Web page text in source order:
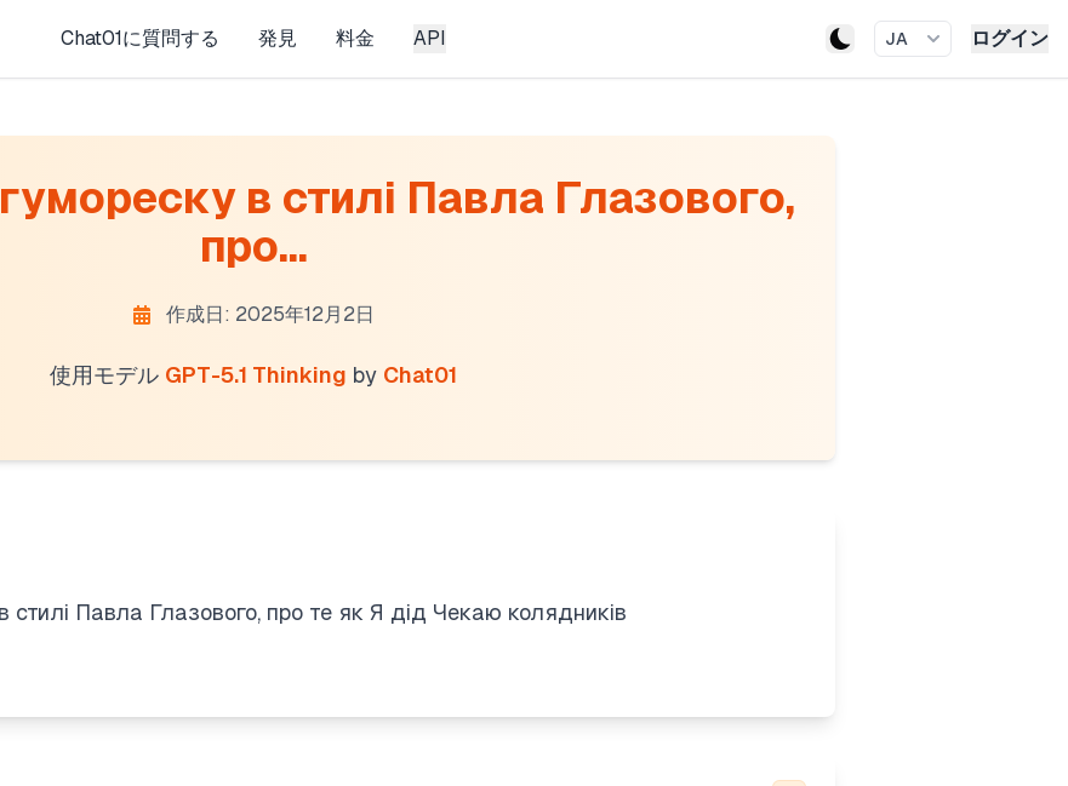
Chat01に質問する 発見 料金 API JA ログイン
в стилі Павла Глазового,
про...
作成日: 2025年12月2日
使用モデル GPT-5.1 Thinking by Chat01
стилі Павла Глазового, про те як Я дід Чекаю колядників